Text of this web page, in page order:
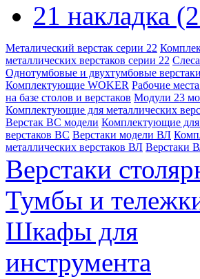
21 накладка
Металический верстак серии 22
металлических верстаков серии 22
Однотумбовые и двухтумбовые
Комплектующие WOKER Рабочие
на базе столов и верстаков Модули 23
Комплектующие для металлических
Верстак ВС модели Комплектующие для
верстаков ВС Верстаки модели ВЛ
металлических верстаков ВЛ Верстаки
Верстаки
Тумбы и
Шкафы для
инструмента